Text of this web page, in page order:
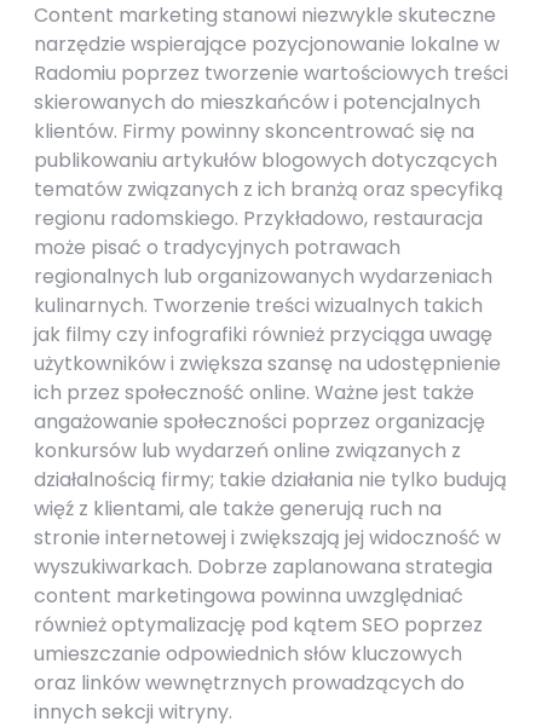
Content marketing stanowi niezwykle skuteczne
narzędzie wspierające pozycjonowanie lokalne w
Radomiu poprzez tworzenie wartościowych treści
skierowanych do mieszkańców i potencjalnych
klientów. Firmy powinny skoncentrować się na
publikowaniu artykułów blogowych dotyczących
tematów związanych z ich branżą oraz specyfiką
regionu radomskiego. Przykładowo, restauracja
może pisać o tradycyjnych potrawach
regionalnych lub organizowanych wydarzeniach
kulinarnych. Tworzenie treści wizualnych takich
jak filmy czy infografiki również przyciąga uwagę
użytkowników i zwiększa szansę na udostępnienie
ich przez społeczność online. Ważne jest także
angażowanie społeczności poprzez organizację
konkursów lub wydarzeń online związanych z
działalnością firmy; takie działania nie tylko budują
więź z klientami, ale także generują ruch na
stronie internetowej i zwiększają jej widoczność w
wyszukiwarkach. Dobrze zaplanowana strategia
content marketingowa powinna uwzględniać
również optymalizację pod kątem SEO poprzez
umieszczanie odpowiednich słów kluczowych
oraz linków wewnętrznych prowadzących do
innych sekcji witryny.